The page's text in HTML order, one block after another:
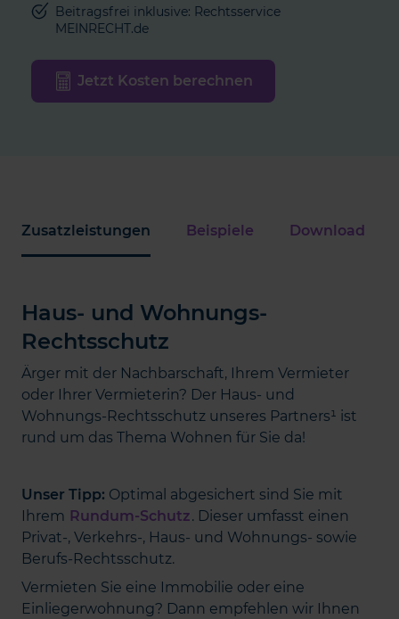
Beitragsfrei inklusive: Rechtsservice
MEINRECHT.de
Jetzt Kosten berechnen
Zusatzleistungen Beispiele Download
Haus- und Wohnungs-
Rechtsschutz
Ärger mit der Nachbarschaft, Ihrem Vermieter
oder Ihrer Vermieterin? Der Haus- und
Wohnungs-Rechtsschutz unseres Partners¹ ist
rund um das Thema Wohnen für Sie da!
Unser Tipp: Optimal abgesichert sind Sie mit
Ihrem Rundum-Schutz. Dieser umfasst einen
Privat-, Verkehrs-, Haus- und Wohnungs- sowie
Berufs-Rechtsschutz.
Vermieten Sie eine Immobilie oder eine
Einliegerwohnung? Dann empfehlen wir Ihnen